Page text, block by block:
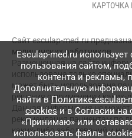
Сайт esculap-med.ru
медицинских работников.
Размещенная на сайте
использована только
может быть использована
решения о применении каких-
Данная информация не может
рекомендация пациентам по
каких-либо заболеваний и не
Esculap-med.ru
пользования сайтом,
контента и рекламы,
Дополнительную
найти вПолитике
cookiesи вСогласии на
«Принимаю» или
использовать файлы